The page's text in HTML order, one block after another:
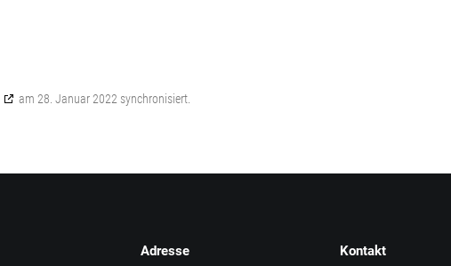
am 28. Januar 2022 synchronisiert.
Adresse Kontakt